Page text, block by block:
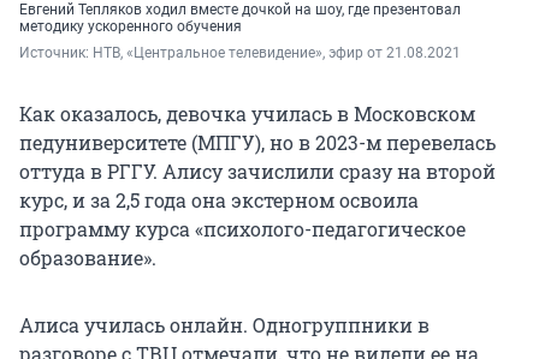
Евгений Тепляков ходил вместе дочкой на шоу, где презентовал
методику ускоренного обучения
Источник: НТВ, «Центральное телевидение», эфир от 21.08.2021
Как оказалось, девочка училась в Московском
педуниверситете (МПГУ), но в 2023-м перевелась
оттуда в РГГУ. Алису зачислили сразу на второй
курс, и за 2,5 года она экстерном освоила
программу курса «психолого-педагогическое
образование».
Алиса училась онлайн. Одногруппники в